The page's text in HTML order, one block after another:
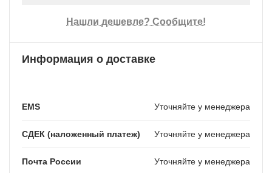
Нашли дешевле? Сообщите!
Информация о доставке
EMS Уточняйте у менеджера
СДЕК (наложенный платеж) Уточняйте у менеджера
Почта России Уточняйте у менеджера